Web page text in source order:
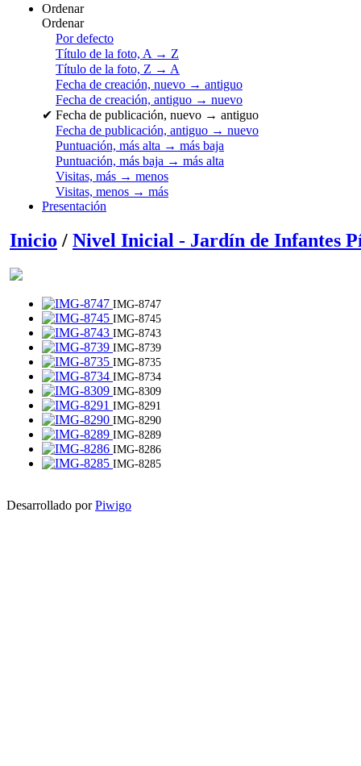
Ordenar
Ordenar
Por defecto
Título de la foto, A → Z
Título de la foto, Z → A
Fecha de creación, nuevo → antiguo
Fecha de creación, antiguo → nuevo
✔ Fecha de publicación, nuevo → antiguo
Fecha de publicación, antiguo → nuevo
Puntuación, más alta → más baja
Puntuación, más baja → más alta
Visitas, más → menos
Visitas, menos → más
Presentación
Inicio / Nivel Inicial - Jardín de Infantes
IMG-8747
IMG-8745
IMG-8743
IMG-8739
IMG-8735
IMG-8734
IMG-8309
IMG-8291
IMG-8290
IMG-8289
IMG-8286
IMG-8285
Desarrollado porPiwigo